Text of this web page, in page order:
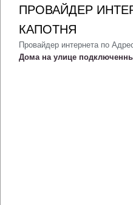
ПРОВАЙДЕР
КАПОТНЯ
Провайдер интернета по
Дома на улице